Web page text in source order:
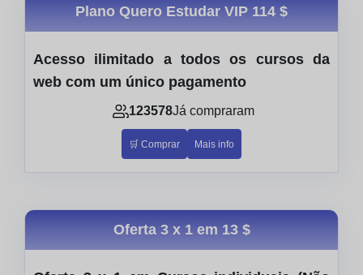
Plano Quero Estudar VIP 114 $
Acesso ilimitado a todos os cursos da
web com um único pagamento
123578Já compraram
🛒 Comprar Mais info
Oferta 3 x 1 em 13 $